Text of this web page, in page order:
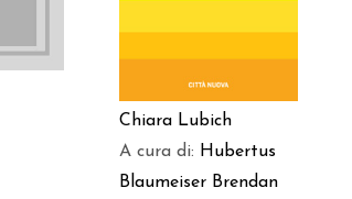
Chiara Lubich
A cura di: Hubertus
Blaumeiser Brendan